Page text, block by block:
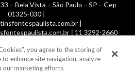
– Bela Vista – São Paulo – SP – Cep
01325-030 |
|
| 11 3292-2660
livros nacionais e importados,
Todos os direitos reservados.
you agree to the storing of
enhance site navigation, analyze
our marketing efforts.